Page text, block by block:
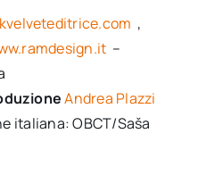
,
–
Andrea Plazzi
italiana: OBCT/Saša